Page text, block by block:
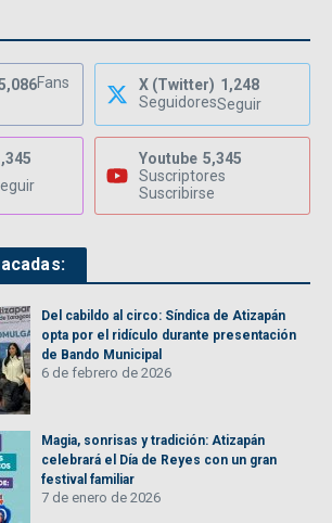
Fans
X (Twitter) 1,248
SeguidoresSeguir
Youtube 5,345
Suscriptores
Suscribirse
Del cabildo al circo: Síndica de Atizapán
opta por el ridículo durante presentación
de Bando Municipal
6 de febrero de 2026
Magia, sonrisas y tradición: Atizapán
celebrará el Día de Reyes con un gran
festival familiar
7 de enero de 2026